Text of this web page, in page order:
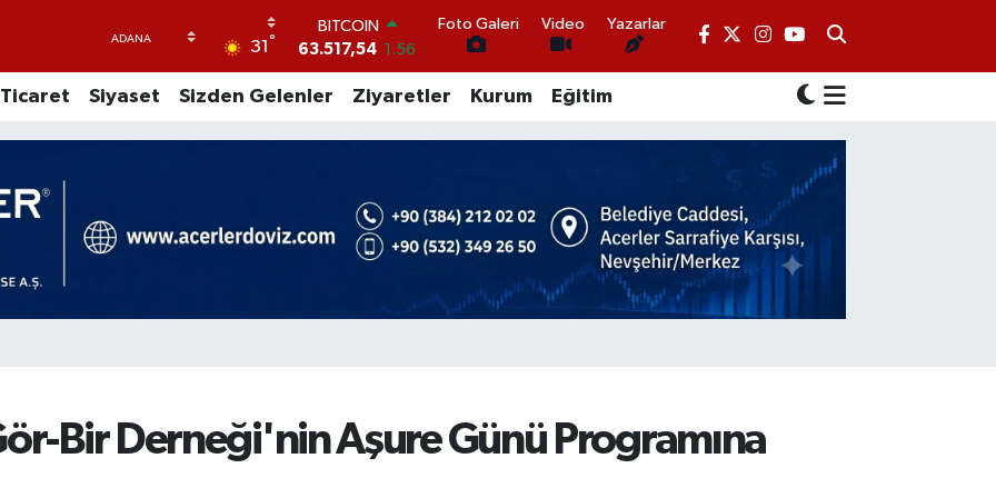
31 °
DOLAR
47,5649
0.06
EURO
54,7757 0.05
63,9839 0.15
BİST100
13.477 50
BITCOIN
Foto Galeri Video Yazarlar
Ticaret Siyaset Sizden Gelenler Ziyaretler Kurum Eğitim
Bir Derneği'nin Aşure Günü Programına